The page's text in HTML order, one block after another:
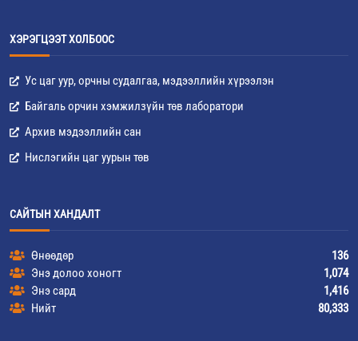
ХЭРЭГЦЭЭТ ХОЛБООС
Ус цаг уур, орчны судалгаа, мэдээллийн хүрээлэн
Байгаль орчин хэмжилзүйн төв лаборатори
Архив мэдээллийн сан
Нислэгийн цаг уурын төв
САЙТЫН ХАНДАЛТ
Өнөөдөр
136
Энэ долоо хоногт
1,074
Энэ сард
1,416
Нийт
80,333